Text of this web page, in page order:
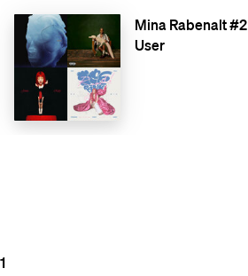
Mina Rabenalt #2
User
1